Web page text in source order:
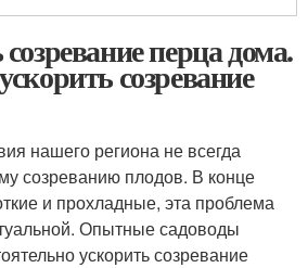
перца дома.
созревание
нашего региона не всегда
созреванию плодов. В конце
и прохладные, эта проблема
Опытные садоводы
ускорить созревание